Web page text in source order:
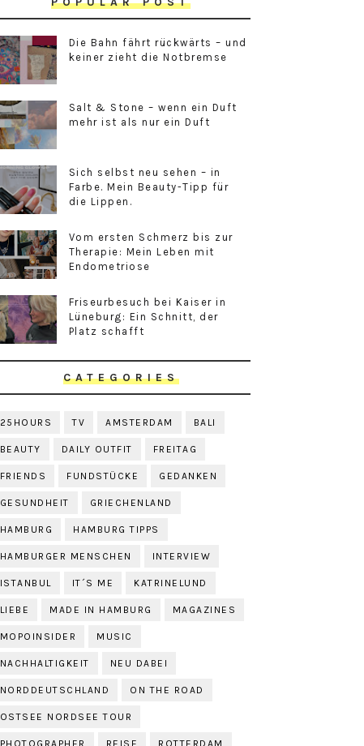
Die Bahn fährt rückwärts – und
keiner zieht die Notbremse
Salt & Stone – wenn ein Duft
mehr ist als nur ein Duft
Sich selbst neu sehen – in
Farbe. Mein Beauty-Tipp für
die Lippen.
Vom ersten Schmerz bis zur
Therapie: Mein Leben mit
Endometriose
Friseurbesuch bei Kaiser in
Lüneburg: Ein Schnitt, der
Platz schafft
CATEGORIES
25HOURS TV AMSTERDAM BALI
BEAUTY DAILY OUTFIT FREITAG
FRIENDS FUNDSTÜCKE GEDANKEN
GESUNDHEIT GRIECHENLAND
HAMBURG HAMBURG TIPPS
HAMBURGER MENSCHEN INTERVIEW
ISTANBUL IT´S ME KATRINELUND
LIEBE MADE IN HAMBURG MAGAZINES
MOPOINSIDER MUSIC
NACHHALTIGKEIT NEU DABEI
NORDDEUTSCHLAND ON THE ROAD
OSTSEE NORDSEE TOUR